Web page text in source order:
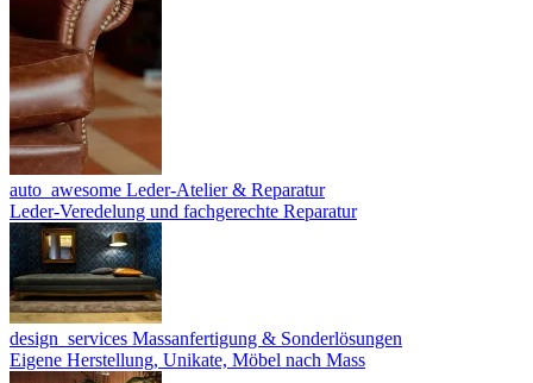
auto_awesome Leder-Atelier & Reparatur
Leder-Veredelung und fachgerechte Reparatur
design_services Massanfertigung & Sonderlösungen
Eigene Herstellung, Unikate, Möbel nach Mass